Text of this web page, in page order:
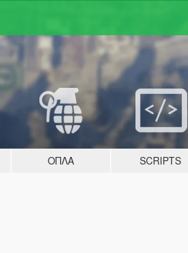
ΌΠΛΑ SCRIPTS